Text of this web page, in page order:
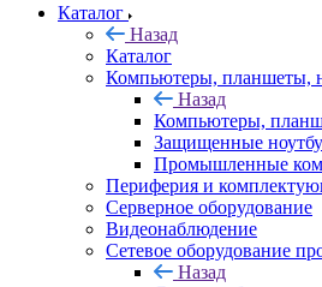
Каталог
Назад
Каталог
Компьютеры, планшеты,
Назад
Компьютеры,
Защищенные
Промышленные
Периферия и
Серверное оборудование
Видеонаблюдение
Сетевое оборудование
Назад